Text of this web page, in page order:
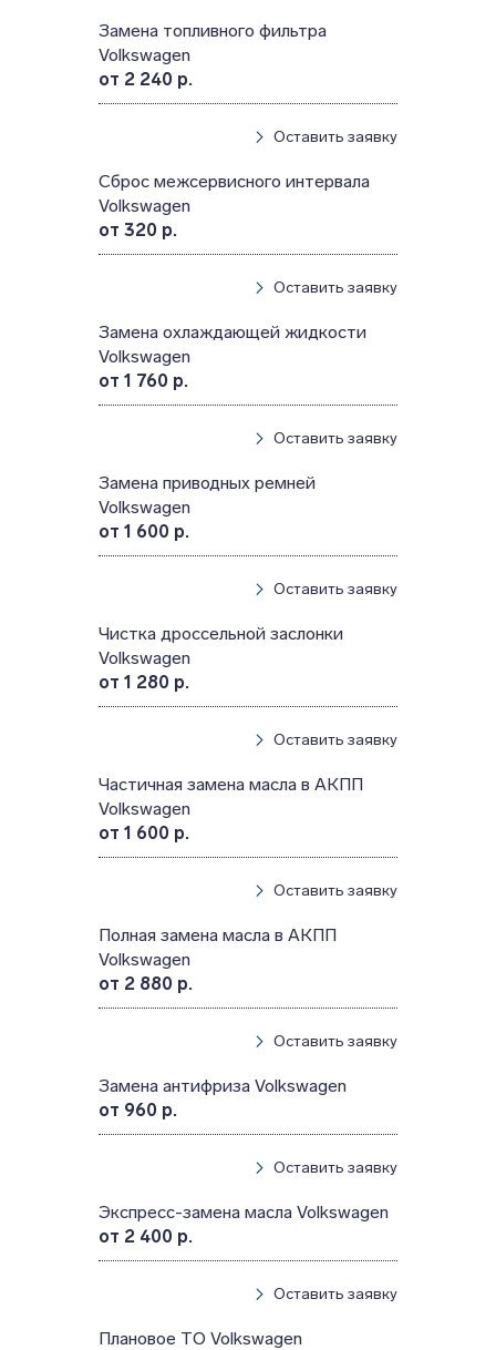
Замена топливного фильтра
Volkswagen
от 2 240 р.
Оставить заявку
Сброс межсервисного интервала
Volkswagen
от 320 р.
Оставить заявку
Замена охлаждающей жидкости
Volkswagen
от 1 760 р.
Оставить заявку
Замена приводных ремней
Volkswagen
от 1 600 р.
Оставить заявку
Чистка дроссельной заслонки
Volkswagen
от 1 280 р.
Оставить заявку
Частичная замена масла в АКПП
Volkswagen
от 1 600 р.
Оставить заявку
Полная замена масла в АКПП
Volkswagen
от 2 880 р.
Оставить заявку
Замена антифриза Volkswagen
от 960 р.
Оставить заявку
Экспресс-замена масла Volkswagen
от 2 400 р.
Оставить заявку
Плановое ТО Volkswagen